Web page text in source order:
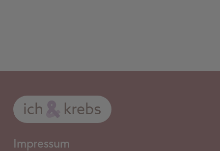
Impressum